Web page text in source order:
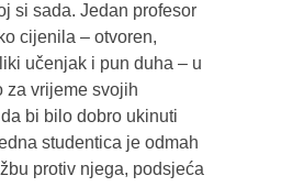
si sada. Jedan profesor
cijenila – otvoren,
učenjak i pun duha – u
za vrijeme svojih
bi bilo dobro ukinuti
studentica je odmah
protiv njega, podsjeća